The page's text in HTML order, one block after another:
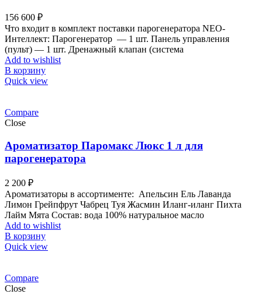
156 600 ₽
Что входит в комплект поставки парогенератора NEO-
Интеллект: Парогенератор — 1 шт. Панель управления
(пульт) — 1 шт. Дренажный клапан (система
Add to wishlist
В корзину
Quick view
Compare
Close
Ароматизатор Паромакс Люкс 1 л для
парогенератора
2 200 ₽
Ароматизаторы в ассортименте: Апельсин Ель Лаванда
Лимон Грейпфрут Чабрец Туя Жасмин Иланг-иланг Пихта
Лайм Мята Состав: вода 100% натуральное масло
Add to wishlist
В корзину
Quick view
Compare
Close